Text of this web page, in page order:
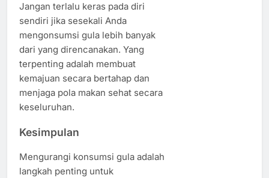
Jangan terlalu keras pada diri
sendiri jika sesekali Anda
mengonsumsi gula lebih banyak
dari yang direncanakan. Yang
terpenting adalah membuat
kemajuan secara bertahap dan
menjaga pola makan sehat secara
keseluruhan.
Kesimpulan
Mengurangi konsumsi gula adalah
langkah penting untuk